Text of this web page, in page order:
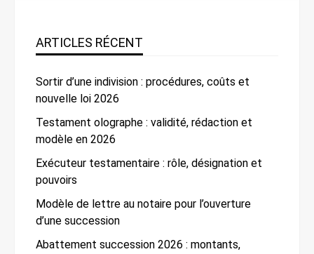
ARTICLES RÉCENT
Sortir d’une indivision : procédures, coûts et
nouvelle loi 2026
Testament olographe : validité, rédaction et
modèle en 2026
Exécuteur testamentaire : rôle, désignation et
pouvoirs
Modèle de lettre au notaire pour l’ouverture
d’une succession
Abattement succession 2026 : montants,